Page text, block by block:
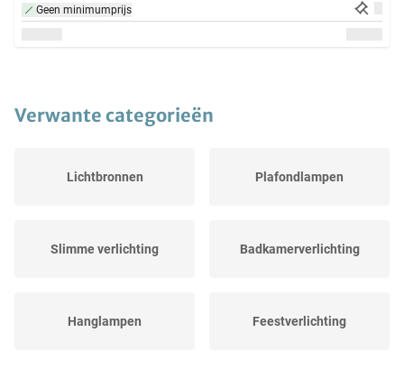
Geen minimumprijs
Verwante categorieën
Lichtbronnen Plafondlampen
Slimme verlichting Badkamerverlichting
Hanglampen Feestverlichting